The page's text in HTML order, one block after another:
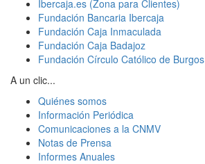
Ibercaja.es (Zona para Clientes)
Fundación Bancaria Ibercaja
Fundación Caja Inmaculada
Fundación Caja Badajoz
Fundación Círculo Católico de Burgos
A un clic...
Quiénes somos
Información Periódica
Comunicaciones a la CNMV
Notas de Prensa
Informes Anuales